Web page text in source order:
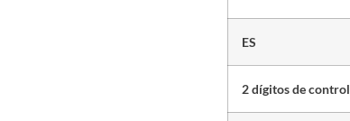
ES
2 dígitos de control